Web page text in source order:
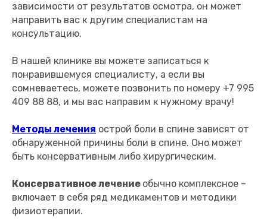
зависимости от результатов осмотра, он может
направить вас к другим специалистам на
консультацию.
В нашей клинике вы можете записаться к
понравившемуся специалисту, а если вы
сомневаетесь, можете позвонить по номеру +7 995
409 88 88, и мы вас направим к нужному врачу!
Методы лечения острой боли в спине зависят от
обнаруженной причины боли в спине. Оно может
быть консервативным либо хирургическим.
Консервативное лечение обычно комплексное –
включает в себя ряд медикаментов и методики
физиотерапии.